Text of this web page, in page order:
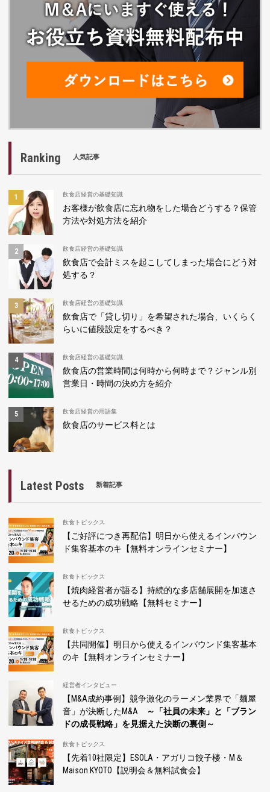
Ranking 人気記事
飲食店経営の基礎知識
お客様が飲食店に忘れ物をした場合どうする？保管
方法や対処方法を紹介
飲食店経営の基礎知識
飲食店で会計ミスを起こしてしまった場合にどう対
処する？
飲食店経営の基礎知識
飲食店で「貸し切り」を希望された場合、いくらく
らいに値段設定をするべき？
飲食店経営の基礎知識
飲食店の営業時間は何時から何時まで？ジャンル別
営業日・時間の決め方を紹介
飲食店経営の用語集
飲食店のサービス料とは
Latest Posts 新着記事
飲食トピックス
【ご好評につき再配信】明日から使えるインバウン
ド集客基本のキ【無料オンラインセミナー】
飲食トピックス
【焼肉経営者が語る】持続的な多店舗展開を加速さ
せるための成功戦略【無料セミナー】
飲食トピックス
【共同開催】明日から使えるインバウンド集客基本
のキ【無料オンラインセミナー】
経営者インタビュー
【M&A成約事例】競争激化のラーメン業界で「麺屋
音」が決断したM&A
～「社員の未来」と「ブラン
ドの成長戦略」を見据えた決断の裏側～
飲食トピックス
【先着10社限定】ESOLA・アガリコ餃子楼・M＆
Maison KYOTO【説明会＆無料試食会】